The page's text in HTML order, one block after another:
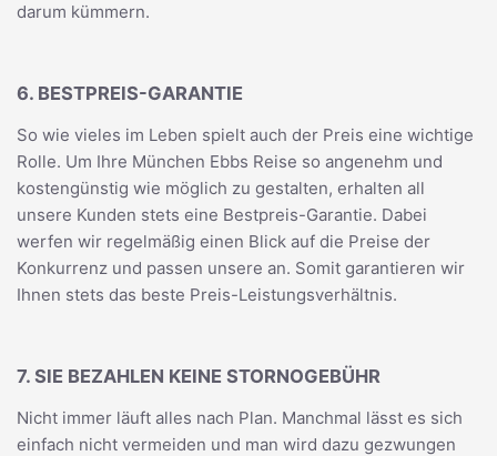
darum kümmern.
6. BESTPREIS-GARANTIE
So wie vieles im Leben spielt auch der Preis eine wichtige
Rolle. Um Ihre München Ebbs Reise so angenehm und
kostengünstig wie möglich zu gestalten, erhalten all
unsere Kunden stets eine Bestpreis-Garantie. Dabei
werfen wir regelmäßig einen Blick auf die Preise der
Konkurrenz und passen unsere an. Somit garantieren wir
Ihnen stets das beste Preis-Leistungsverhältnis.
7. SIE BEZAHLEN KEINE STORNOGEBÜHR
Nicht immer läuft alles nach Plan. Manchmal lässt es sich
einfach nicht vermeiden und man wird dazu gezwungen